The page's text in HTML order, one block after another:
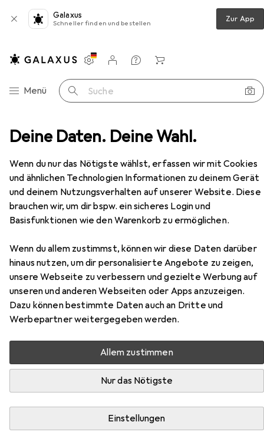
Deine Daten. Deine Wahl.
Wenn du nur das Nötigste wählst, erfassen wir mit Cookies
und ähnlichen Technologien Informationen zu deinem Gerät
und deinem Nutzungsverhalten auf unserer Website. Diese
brauchen wir, um dir bspw. ein sicheres Login und
Basisfunktionen wie den Warenkorb zu ermöglichen.
Wenn du allem zustimmst, können wir diese Daten darüber
hinaus nutzen, um dir personalisierte Angebote zu zeigen,
unsere Webseite zu verbessern und gezielte Werbung auf
unseren und anderen Webseiten oder Apps anzuzeigen.
Dazu können bestimmte Daten auch an Dritte und
Werbepartner weitergegeben werden.
Allem zustimmen
Nur das Nötigste
Einstellungen
Galaxus
Schneller finden und bestellen Zur App
Navigation nach Kategorien
Menü Suche
Einstellungen
Kundenkonto
Vergleichslisten
Merklisten
Warenkorb
Zubehör Türbeschlag Webi Sockelbleche
EUR
109,–
WebiSockelbleche
Zubehör für Webi Sockelbleche
Hier findest du passendes Zubehör zum Produkt Webi
Sockelbleche aus der Kategorie Schrauben.
Relevanz
Produktliste
EUR
4,89 EUR